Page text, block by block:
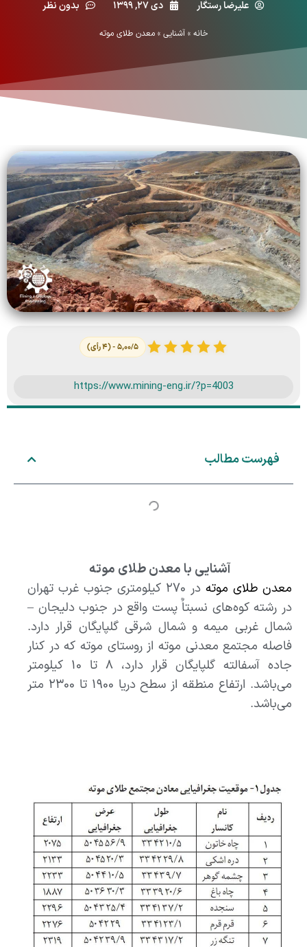
علیرضا رستگار دی ۲۷, ۱۳۹۹ بدون نظر
خانه» آشنایی» معدن طلای موته
۵,۰۰/۵ - (۴ رأی)
https://www.mining-eng.ir/?p=4003
فهرست مطالب
آشنایی با معدن طلای موته
معدن طلای موته
در ۲۷۰ کیلومتری جنوب غرب تهران
در رشته کوه‌های نسبتاٌ پست واقع در جنوب دلیجان –
شمال غربی میمه و شمال شرقی گلپایگان قرار دارد.
فاصله مجتمع معدنی موته از روستای موته که در کنار
جاده آسفالته گلپایگان قرار دارد، ۸ تا ۱۰ کیلومتر
می‌باشد. ارتفاع منطقه از سطح دریا ۱۹۰۰ تا ۲۳۰۰ متر
می‌باشد.